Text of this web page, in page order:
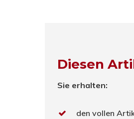
Diesen
Sie erhalten:
den vollen